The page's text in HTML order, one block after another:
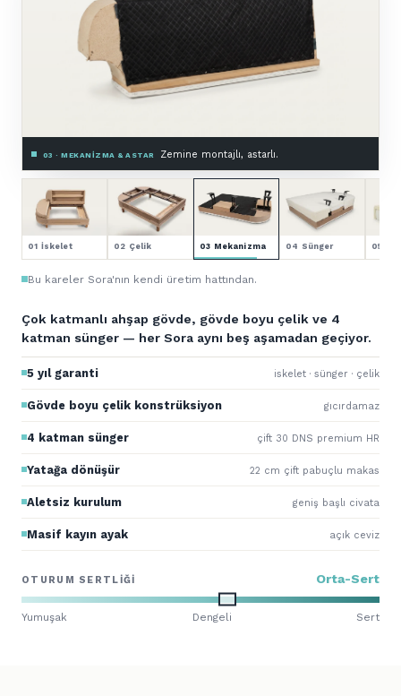
Çok katmanlı ahşap gövde, gövde boyu çelik ve 4
katman sünger — her Sora aynı beş aşamadan geçiyor.
5 yıl garanti iskelet · sünger · çelik
Gövde boyu çelik konstrüksiyon gıcırdamaz
4 katman sünger çift 30 DNS premium HR
Yatağa dönüşür 22 cm çift pabuçlu makas
Aletsiz kurulum geniş başlı civata
Masif kayın ayak açık ceviz
OTURUM SERTLIĞI Orta-Sert
Yumuşak Dengeli Sert
04 · SÜNGER — 4 KATMAN Premium HR sünger.
01 İskelet 02 Çelik 03 Mekanizma 04 Sünger 05 Kol
Bu kareler Sora'nın kendi üretim hattından.